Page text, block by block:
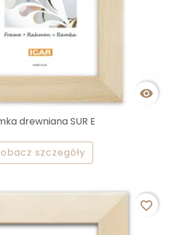

drewniana SUR E
szczegóły
favorite_border